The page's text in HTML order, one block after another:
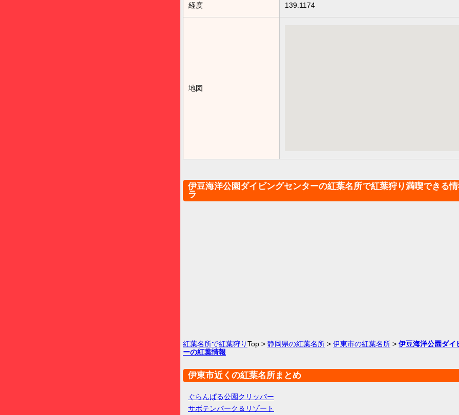
経度 139.1174
地図
伊豆海洋公園ダイビングセンターの紅葉名所で紅葉狩り満喫できる
ラ
紅葉名所で紅葉狩りTop > 静岡県の紅葉名所 > 伊東市の紅葉名所 > 伊豆海洋公園ダイ
ーの紅葉情報
伊東市近くの紅葉名所まとめ
ぐらんぱる公園クリッパー
サボテンパーク＆リゾート